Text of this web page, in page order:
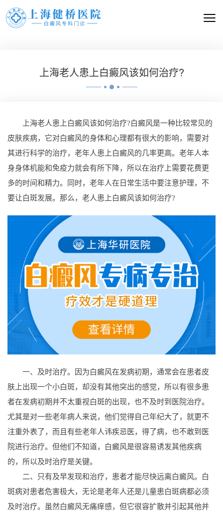
上海老人患上白癜风该如何治疗?
上海老人患上白癜风该如何治疗?白癜风是一种比较常见的
皮肤疾病，它对白癜风的身体和心理都有很大的影响，需要对
其进行科学的治疗，老年人患上白癜风的几率更高。老年人本
身身体机能和免疫力就会有所下降，所以在治疗上需要花费更
多的时间和精力。同时，老年人在日常生活中要注意护理，不
要让白斑发展。那么，老人患上白癜风该如何治疗?
一、及时治疗。因为白癜风在发病初期，通常会在患者皮
肤上出现一个小白斑，却没有其他突出的感觉，所以有很多患
者在发病初期并不太重视白斑的出现，也不及时到医院治疗。
尤其是对一些老年病人来说，他们觉得自己年纪大了，就更不
注重外表了，而且有些老年人讳疾忌医，得了病，也不敢到医
院进行治疗。但他们不知道，白癜风是很容易诱发其他疾病
的，所以及时治疗是关键。
二、只有及早发现和治疗，患者才能尽快远离白癜风。白
斑病对患者危害极大，无论是老年人还是儿童患白斑病都必须
及时治疗。虽然白癜风无痛痒感，但它很容扩散并引起其他并